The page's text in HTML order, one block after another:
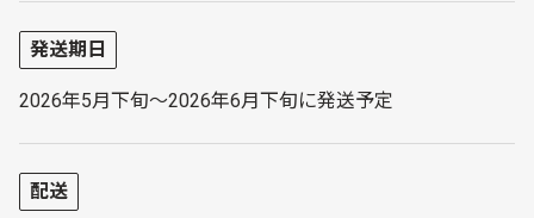
発送期日
2026年5月下旬～2026年6月下旬に発送予定
配送